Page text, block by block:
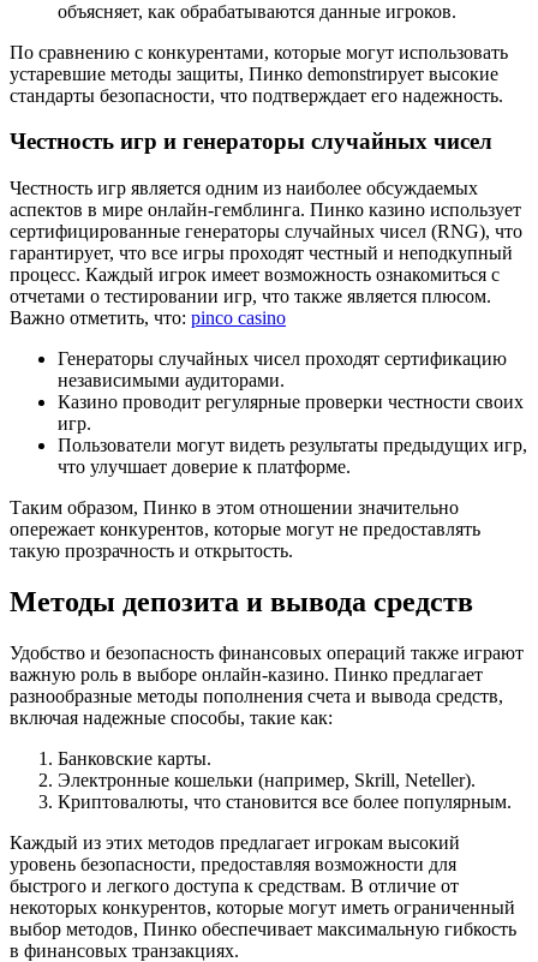
объясняет, как обрабатываются данные игроков.
По сравнению с конкурентами, которые могут использовать
устаревшие методы защиты, Пинко demonstrирует высокие
стандарты безопасности, что подтверждает его надежность.
Честность игр и генераторы случайных чисел
Честность игр является одним из наиболее обсуждаемых
аспектов в мире онлайн-гемблинга. Пинко казино использует
сертифицированные генераторы случайных чисел (RNG), что
гарантирует, что все игры проходят честный и неподкупный
процесс. Каждый игрок имеет возможность ознакомиться с
отчетами о тестировании игр, что также является плюсом.
Важно отметить, что: pinco casino
Генераторы случайных чисел проходят сертификацию
независимыми аудиторами.
Казино проводит регулярные проверки честности своих
игр.
Пользователи могут видеть результаты предыдущих игр,
что улучшает доверие к платформе.
Таким образом, Пинко в этом отношении значительно
опережает конкурентов, которые могут не предоставлять
такую прозрачность и открытость.
Методы депозита и вывода средств
Удобство и безопасность финансовых операций также играют
важную роль в выборе онлайн-казино. Пинко предлагает
разнообразные методы пополнения счета и вывода средств,
включая надежные способы, такие как:
Банковские карты.
Электронные кошельки (например, Skrill, Neteller).
Криптовалюты, что становится все более популярным.
Каждый из этих методов предлагает игрокам высокий
уровень безопасности, предоставляя возможности для
быстрого и легкого доступа к средствам. В отличие от
некоторых конкурентов, которые могут иметь ограниченный
выбор методов, Пинко обеспечивает максимальную гибкость
в финансовых транзакциях.